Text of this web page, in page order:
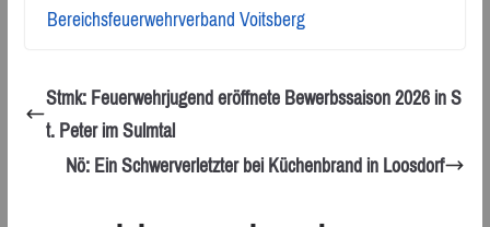
Bereichsfeuerwehrverband Voitsberg
Stmk: Feuerwehrjugend eröffnete Bewerbssaison 2026 in S
t. Peter im Sulmtal
Nö: Ein Schwerverletzter bei Küchenbrand in Loosdorf